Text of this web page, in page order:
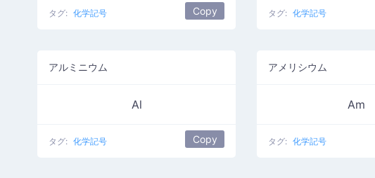
タグ: 化学記号 Copy タグ: 化学記号
アルミニウム
Al
タグ: 化学記号 Copy
アメリシウム
Am
タグ: 化学記号